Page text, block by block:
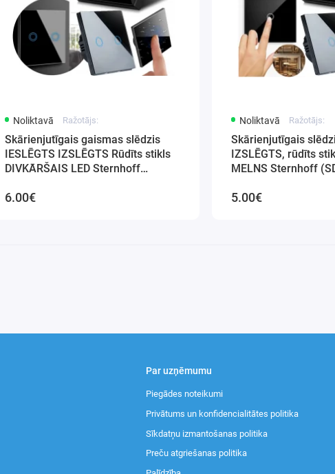
Noliktavā Ražotājs:
Skārienjutīgais gaismas slēdzis
IESLĒGTS IZSLĒGTS Rūdīts stikls
DIVKĀRŠAIS LED Sternhoff
6.00€
Noliktavā Ražotājs:
Skārienjutīgais
IZSLĒGTS, rūdīts
MELNS Sternhoff
5.00€
Par uzņēmumu
Piegādes noteikumi
Privātums un konfidencialitātes politika
Sīkdatņu izmantošanas politika
Preču atgriešanas politika